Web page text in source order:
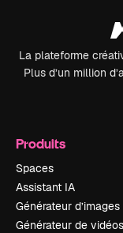
La plateforme
Plus d’un million
Produits
Spaces
Assistant IA
Générateur d’images
Générateur de